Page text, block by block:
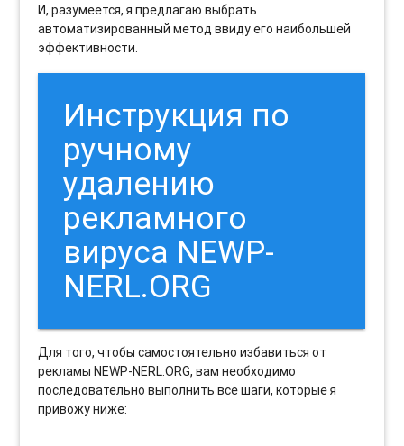
И, разумеется, я предлагаю выбрать
автоматизированный метод ввиду его наибольшей
эффективности.
Инструкция по
ручному
удалению
рекламного
вируса NEWP-
NERL.ORG
Для того, чтобы самостоятельно избавиться от
рекламы NEWP-NERL.ORG, вам необходимо
последовательно выполнить все шаги, которые я
привожу ниже: